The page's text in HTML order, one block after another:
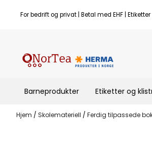
Hopp til innhold
For bedrift og privat | Betal med EHF |
Barneprodukter Etiketter og
Hjem / Skolemateriell / Ferdig tilpassede